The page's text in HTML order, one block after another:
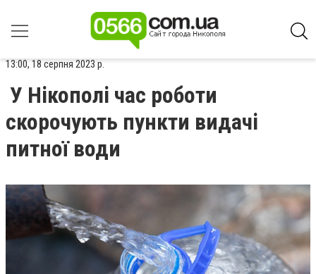
13:00, 18 серпня 2023 р.
У Нікополі час роботи
скорочують пункти видачі
питної води